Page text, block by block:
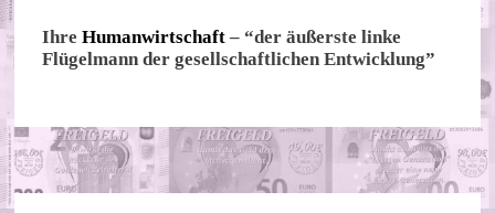
IhreHumanwirtschaft – “der äußerste linke
Flügelmann der gesellschaftlichen Entwicklung”